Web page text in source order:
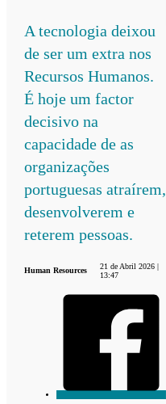
A tecnologia deixou
de ser um extra nos
Recursos Humanos.
É hoje um factor
decisivo na
capacidade de as
organizações
portuguesas atraírem,
desenvolverem e
reterem pessoas.
Human Resources
21 de Abril 2026 |
13:47